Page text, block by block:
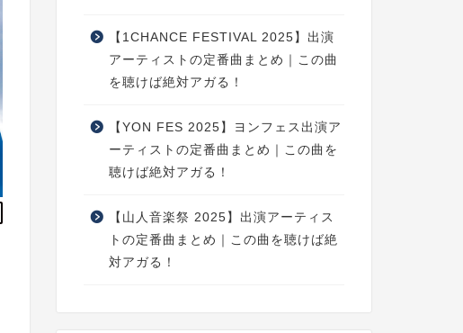
【1CHANCE FESTIVAL 2025】出演
アーティストの定番曲まとめ｜この曲
を聴けば絶対アガる！
【YON FES 2025】ヨンフェス出演ア
ーティストの定番曲まとめ｜この曲を
聴けば絶対アガる！
【山人音楽祭 2025】出演アーティス
トの定番曲まとめ｜この曲を聴けば絶
対アガる！